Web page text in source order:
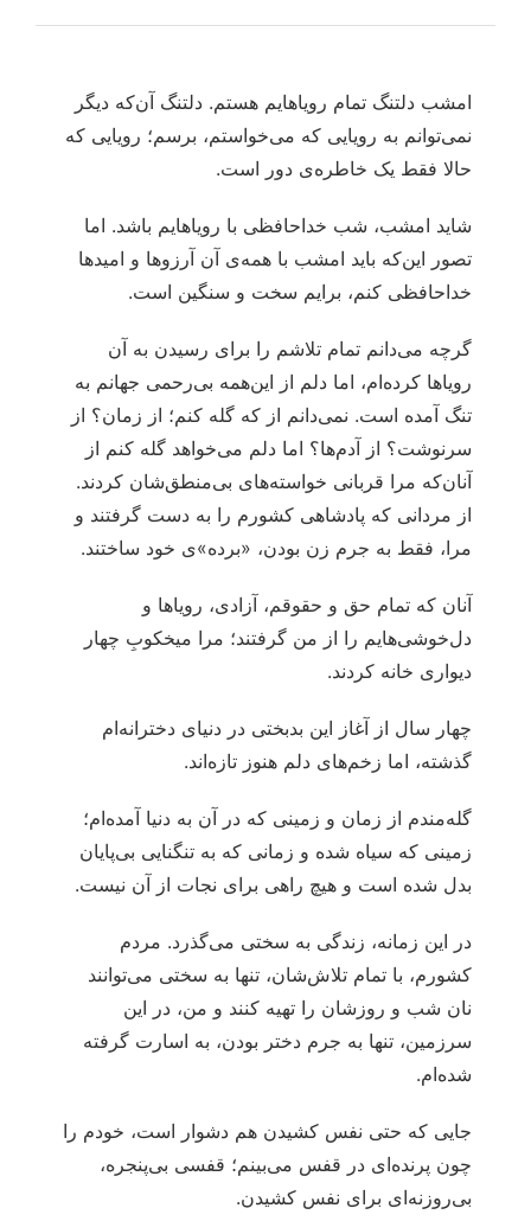
امشب دلتنگ تمام رویاهایم هستم. دلتنگ آن‌که دیگر
نمی‌توانم به رویایی که می‌خواستم، برسم؛ رویایی که
حالا فقط یک خاطره‌ی دور است.
شاید امشب، شب خداحافظی با رویاهایم باشد. اما
تصور این‌که باید امشب با همه‌ی آن آرزوها و امیدها
خداحافظی کنم، برایم سخت و سنگین است.
گرچه می‌دانم تمام تلاشم را برای رسیدن به آن
رویاها کرده‌ام، اما دلم از این‌همه بی‌رحمی جهانم به
تنگ آمده است. نمی‌دانم از که گله کنم؛ از زمان؟ از
سرنوشت؟ از آدم‌ها؟ اما دلم می‌خواهد گله کنم از
آنان‌که مرا قربانی خواسته‌های بی‌منطق‌شان کردند.
از مردانی که پادشاهی کشورم را به دست گرفتند و
مرا، فقط به جرم زن بودن، «برده»‌ی خود ساختند.
آنان که تمام حق و حقوقم، آزادی، رویاها و
دل‌خوشی‌هایم را از من گرفتند؛ مرا میخکوبِ چهار
دیواری خانه کردند.
چهار سال از آغاز این بدبختی در دنیای دخترانه‌ام
گذشته، اما زخم‌های دلم هنوز تازه‌اند.
گله‌مندم از زمان و زمینی که در آن به دنیا آمده‌ام؛
زمینی که سیاه شده و زمانی که به تنگنایی بی‌پایان
بدل شده است و هیچ راهی برای نجات از آن نیست.
در این زمانه، زندگی به سختی می‌گذرد. مردم
کشورم، با تمام تلاش‌شان، تنها به سختی می‌توانند
نان شب و روزشان را تهیه کنند و من، در این
سرزمین، تنها به جرم دختر بودن، به اسارت گرفته
شده‌ام.
جایی که حتی نفس کشیدن هم دشوار است، خودم را
چون پرنده‌ای در قفس می‌بینم؛ قفسی بی‌پنجره،
بی‌روزنه‌ای برای نفس کشیدن.